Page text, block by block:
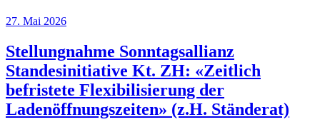
Veröffentlicht
27. Mai 2026
Stellungnahme Sonntagsallianz
Standesinitiative Kt. ZH: «Zeitlich
befristete Flexibilisierung der
Ladenöffnungszeiten» (z.H. Ständerat)